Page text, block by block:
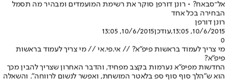
אל־סבאח? • רונן דורפן סוקר את רשימת המועמדים ומבהיר מה תסמל
הבחירה בכל אחד
רונן דורפן
10/6/2015, 13:05
,עודכן10/6/2015, 13:05
0
מי צריך לעמוד בראשות פיפ"א? // אי.פי.אי // מי צריך לעמוד בראשות
פיפ"א?
החדשות מפיפ"א נערמות בקצב מפחיד, והדבר האחרון שצריך להבין מכך
הוא ש"הלך סוף סוף ספ בלאטר המושחת, ואפשר לנשום לרווחה". והשאלה